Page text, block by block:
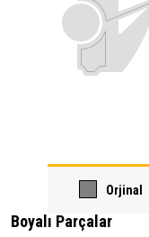
Orjinal
Boyalı Parçalar